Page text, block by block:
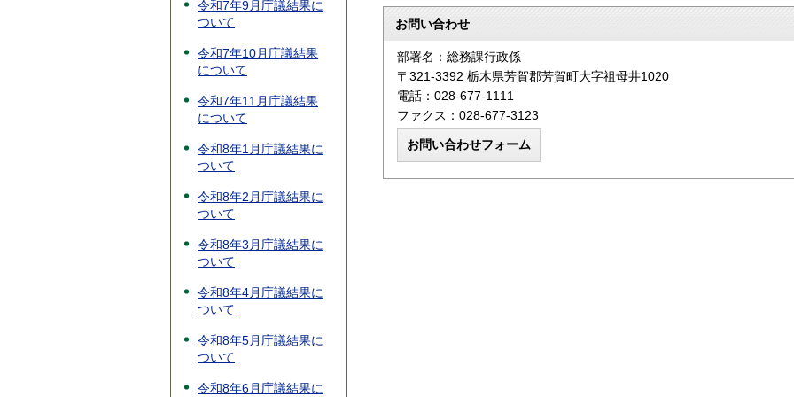
令和7年9月庁議結果に
ついて
令和7年10月庁議結果
について
令和7年11月庁議結果
について
令和8年1月庁議結果に
ついて
令和8年2月庁議結果に
ついて
令和8年3月庁議結果に
ついて
令和8年4月庁議結果に
ついて
令和8年5月庁議結果に
ついて
令和8年6月庁議結果に
お問い合わせ
部署名：総務課行政係
〒321-3392 栃木県芳賀郡芳賀町大字祖母井1020
電話：028-677-1111
ファクス：028-677-3123